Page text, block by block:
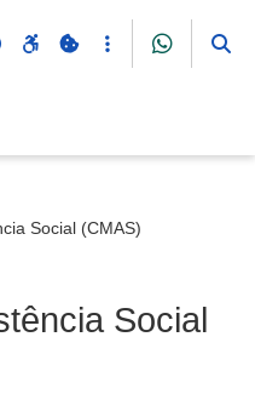
Social (CMAS)
Social